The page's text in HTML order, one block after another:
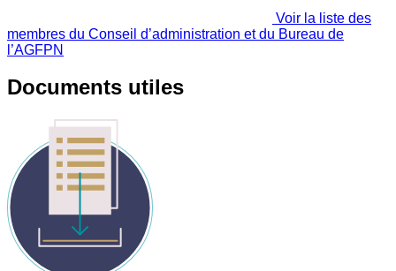
Voir la liste des
membres du Conseil d’administration et du Bureau de
l’AGFPN
Documents utiles